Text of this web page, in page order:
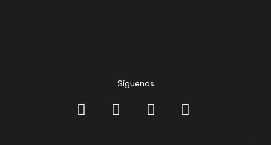
Síguenos